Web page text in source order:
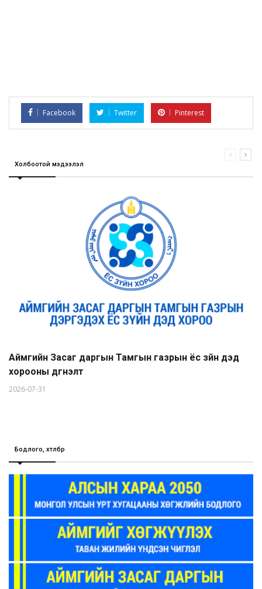
Facebook Twitter Pinterest
Холбоотой мэдээлэл
Аймгийн Засаг даргын Тамгын газрын ёс зүйн дэд
хорооны дүгнэлт
2026-07-31
Бодлого, хөтөлбөр